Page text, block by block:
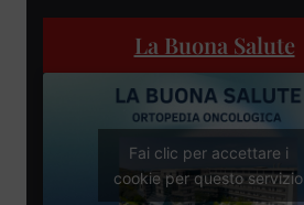
La Buona Salute
Fai clic per accettare i
cookie per questo servizio